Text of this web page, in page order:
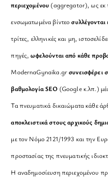
περιεχομένου (aggregator), ως εκ
ενσωματωμένα βίντεο
τρίτες, ελληνικές και μη,
πηγές,ωφελούνται από κάθε
ModernaGynaika.grσυνεισφέρει
βαθμολογία SEO (Google κ.λπ.)
Τα πνευματικά δικαιώματα κάθε
αποκλειστικά στους αρχικούς
με τον Νόμο 2121/1993 και την
προστασίας της πνευματικής
Η αναδημοσίευση περιεχομένου